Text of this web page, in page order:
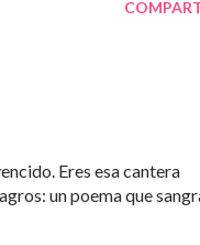
Eres esa cantera
un poema que